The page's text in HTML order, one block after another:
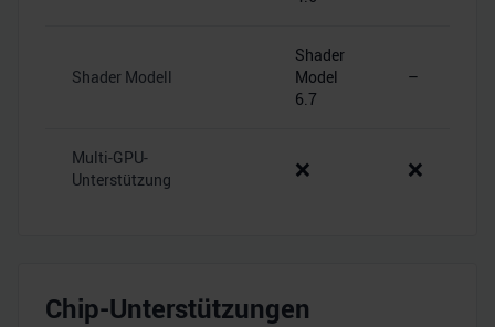
Shader Modell
Shader
Model
6.7
–
Multi-GPU-
Unterstützung
❌ ❌
Chip-Unterstützungen